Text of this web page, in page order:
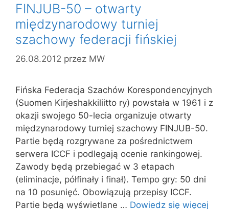
FINJUB-50 – otwarty
międzynarodowy turniej
szachowy federacji fińskiej
26.08.2012 przez MW
Fińska Federacja Szachów Korespondencyjnych
(Suomen Kirjeshakkiliitto ry) powstała w 1961 i z
okazji swojego 50-lecia organizuje otwarty
międzynarodowy turniej szachowy FINJUB-50.
Partie będą rozgrywane za pośrednictwem
serwera ICCF i podlegają ocenie rankingowej.
Zawody będą przebiegać w 3 etapach
(eliminacje, półfinały i finał). Tempo gry: 50 dni
na 10 posunięć. Obowiązują przepisy ICCF.
Partie będą wyświetlane … Dowiedz się więcej